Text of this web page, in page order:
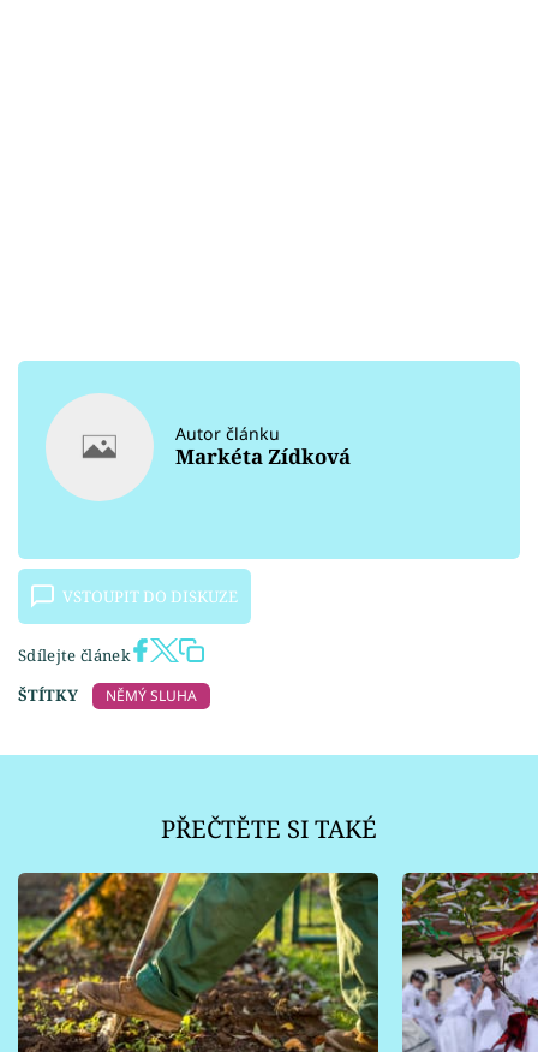
Autor článku
Markéta Zídková
VSTOUPIT DO DISKUZE
Sdílejte článek
ŠTÍTKY
NĚMÝ SLUHA
PŘEČTĚTE SI TAKÉ